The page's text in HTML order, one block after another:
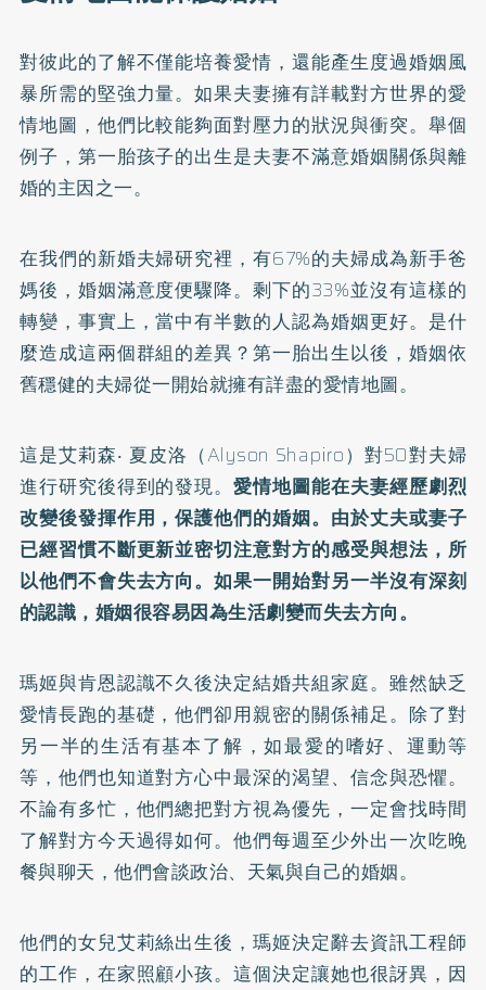
對彼此的了解不僅能培養愛情，還能產生度過婚姻風
暴所需的堅強力量。如果夫妻擁有詳載對方世界的愛
情地圖，他們比較能夠面對壓力的狀況與衝突。舉個
例子，第一胎孩子的出生是夫妻不滿意婚姻關係與離
婚的主因之一。
在我們的新婚夫婦研究裡，有67%的夫婦成為新手爸
媽後，婚姻滿意度便驟降。剩下的33%並沒有這樣的
轉變，事實上，當中有半數的人認為婚姻更好。是什
麼造成這兩個群組的差異？第一胎出生以後，婚姻依
舊穩健的夫婦從一開始就擁有詳盡的愛情地圖。
這是艾莉森‧ 夏皮洛（Alyson Shapiro）對50對夫婦
進行研究後得到的發現。愛情地圖能在夫妻經歷劇烈
改變後發揮作用，保護他們的婚姻。由於丈夫或妻子
已經習慣不斷更新並密切注意對方的感受與想法，所
以他們不會失去方向。如果一開始對另一半沒有深刻
的認識，婚姻很容易因為生活劇變而失去方向。
瑪姬與肯恩認識不久後決定結婚共組家庭。雖然缺乏
愛情長跑的基礎，他們卻用親密的關係補足。除了對
另一半的生活有基本了解，如最愛的嗜好、運動等
等，他們也知道對方心中最深的渴望、信念與恐懼。
不論有多忙，他們總把對方視為優先，一定會找時間
了解對方今天過得如何。他們每週至少外出一次吃晚
餐與聊天，他們會談政治、天氣與自己的婚姻。
他們的女兒艾莉絲出生後，瑪姬決定辭去資訊工程師
的工作，在家照顧小孩。這個決定讓她也很訝異，因